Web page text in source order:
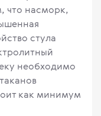
что насморк,
стула
необходимо
как минимум